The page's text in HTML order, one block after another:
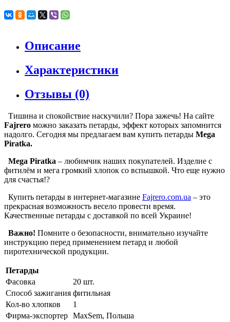
Описание
Характеристики
Отзывы (0)
Тишина и спокойствие наскучили? Пора зажечь! На сайте
Fajrero можно заказать петарды, эффект которых запомнится
надолго. Сегодня мы предлагаем вам купить петарды Mega
Piratka.
Mega Piratka – любимчик наших покупателей. Изделие с
фитилём и мега громкий хлопок со вспышкой. Что еще нужно
для счастья!?
Купить петарды в интернет-магазине Fajrero.com.ua – это
прекрасная возможность весело провести время.
Качественные петарды с доставкой по всей Украине!
Важно! Помните о безопасности, внимательно изучайте
инструкцию перед применением петард и любой
пиротехнической продукции.
Петарды
Фасовка
20 шт.
Способ зажигания фитильная
Кол-во хлопков
1
Фирма-экспортер MaxSem, Польша